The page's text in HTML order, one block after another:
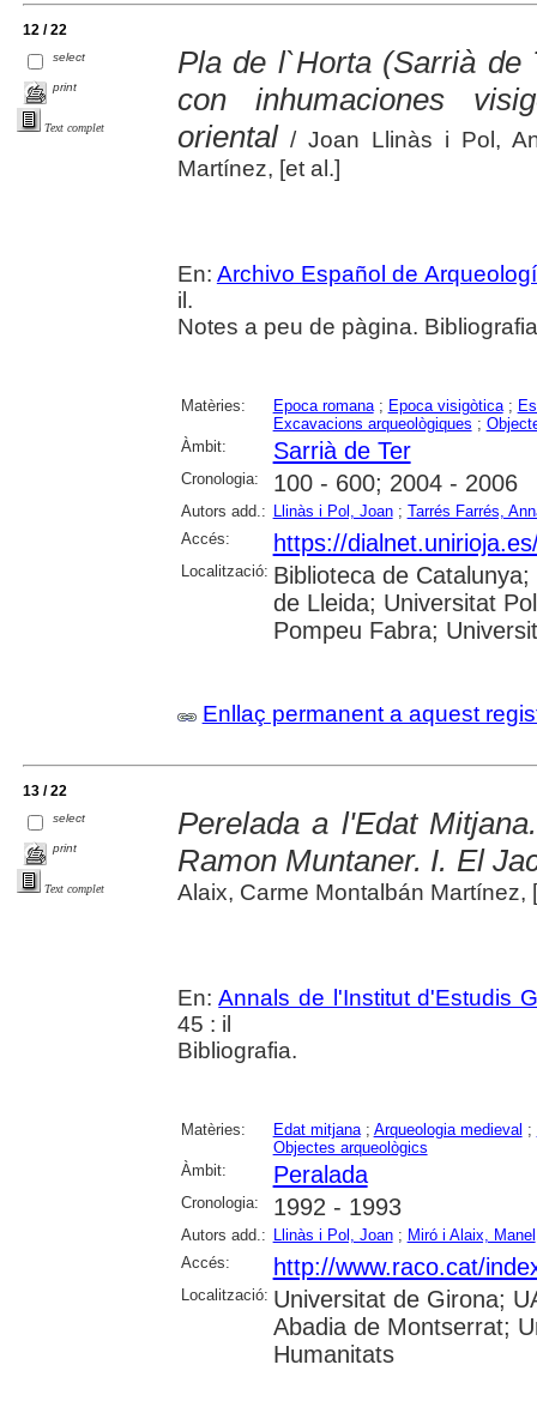
12 / 22
select
print
Text complet
Pla de l`Horta (Sarrià de
con inhumaciones
oriental/ Joan Llinàs i Pol,
Martínez, [et al.]
En: Archivo Español de
il.
Notes a peu de pàgina.
Matèries: Epoca romana; Epoca visigòtica;
Excavacions arqueològiques ;
Àmbit:
Sarrià de Ter
Cronologia: 100 - 600; 2004 - 2006
Autors add.: Llinàs i Pol, Joan; Tarrés Farrés,
Accés:
https://
Localització: Biblioteca de
de Lleida; Universitat
Pompeu Fabra;
Enllaç permanent a aquest
13 / 22
select
print
Text complet
Perelada a l'Edat
Ramon Muntaner. I. El
Alaix, Carme Montalbán Martínez,
En:Annals de l'Institut d'Estudis
45 : il
Bibliografia.
Matèries: Edat mitjana; Arqueologia medieval ;
Objectes arqueològics
Àmbit:
Peralada
Cronologia: 1992 - 1993
Autors add.: Llinàs i Pol, Joan; Miró i Alaix, Manel
Accés:
http://www.raco.cat/
Localització: Universitat de Girona;
Abadia de Montserrat;
Humanitats